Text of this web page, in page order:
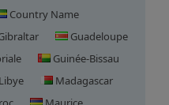
Country Name
Guadeloupe
Guinée-Bissau
Libye
Madagascar